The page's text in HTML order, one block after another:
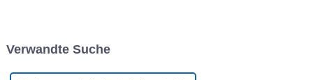
und mehr auswirken.
Verwandte Suche